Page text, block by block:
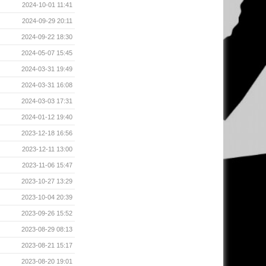
2024-10-01 11:41
2024-09-29 20:11
2024-09-22 18:30
2024-05-07 15:45
2024-03-31 19:49
2024-03-31 16:08
2024-03-03 17:31
2024-01-12 19:40
2023-12-18 16:56
2023-12-11 13:00
2023-11-06 15:47
2023-10-27 13:29
2023-10-04 20:39
2023-09-26 15:52
2023-08-29 08:13
2023-08-21 15:17
2023-08-20 19:01